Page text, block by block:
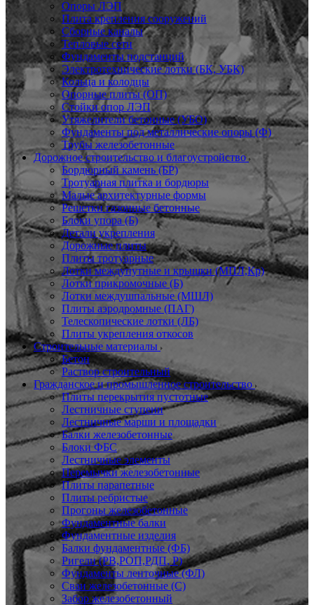
Опоры ЛЭП
Плита крепления сооружений
Сборные каналы
Тепловые сети
Фундаменты подстанций
Электротехнические лотки (БК, УБК)
Кольца и колодцы
Опорные плиты (ОП)
Стойки опор ЛЭП
Утяжелители бетонные (УБО)
Фундаменты под металлические опоры (Ф)
Трубы железобетонные
Дорожное строительство и благоустройство
Бордюрный камень (БР)
Тротуарная плитка и бордюры
Малые архитектурные формы
Решетки газонные бетонные
Блоки упора (Б)
Детали укрепления
Дорожные плиты
Плиты тротуарные
Лотки междупутные и крышки (МПЛ,Кр)
Лотки прикромочные (Б)
Лотки междушпальные (МШЛ)
Плиты аэродромные (ПАГ)
Телескопические лотки (ЛБ)
Плиты укрепления откосов
Строительные материалы
Бетон
Раствор строительный
Гражданское и промышленное строительство
Плиты перекрытия пустотные
Лестничные ступени
Лестничные марши и площадки
Балки железобетонные
Блоки ФБС
Лестничные элементы
Перемычки железобетонные
Плиты парапетные
Плиты ребристые
Прогоны железобетонные
Фундаментные балки
Фундаментные изделия
Балки фундаментные (ФБ)
Ригели (РВ,РОП,РДП, Р)
Фундаменты ленточные (ФЛ)
Сваи железобетонные (С)
Забор железобетонный